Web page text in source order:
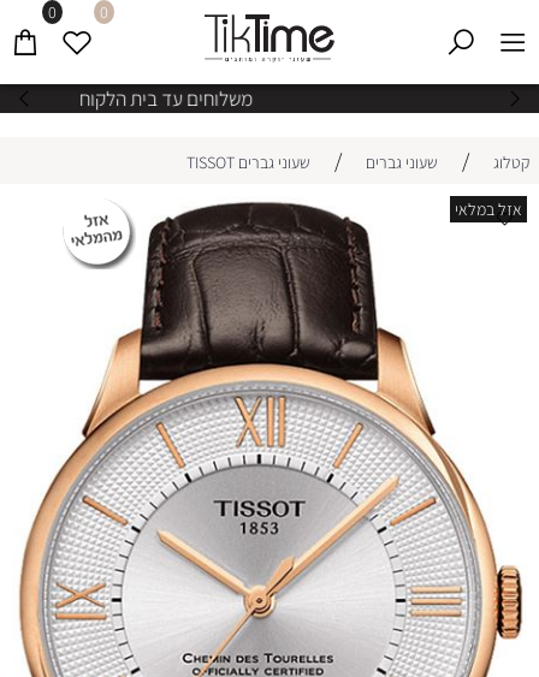
משלוחים עד בית הלקוח
0 0
קטלוג / שעוני גברים / שעוני גברים TISSOT
אזל במלאי